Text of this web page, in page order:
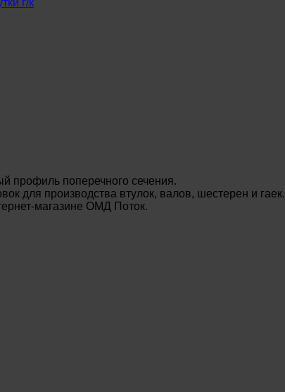
профиль поперечного сечения.
для производства втулок, валов, шестерен и гаек.
магазине ОМД Поток.